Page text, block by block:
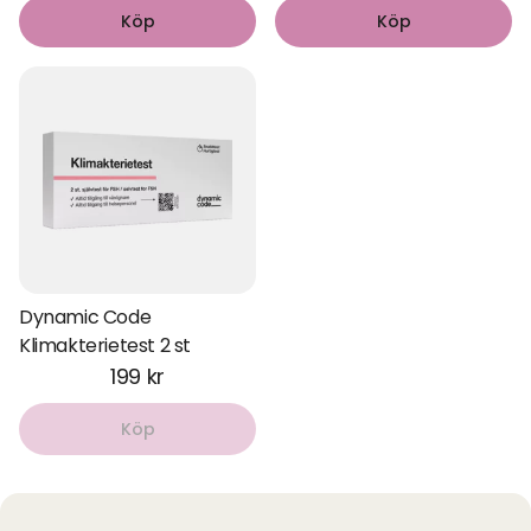
För mer information och köp av test, besök vår sida för
Fertilitetstest Män.
och smidiga att använda. Så här går det oftast till:
För kvinnor: Du testar din urin, helst på morgonen, med
hjälp av medföljande teststicka. Resultatet visar om FSH-
nivån är förhöjd.
enligt instruktion. Efter en kort väntetid får du svar om
koncentrationen av spermier är tillräcklig.
Alla våra tester kommer med tydliga instruktioner och
tolkning av resultatet. Om testet visar på en avvikelse
rekommenderar vi att du kontaktar vården för vidare
Köp Köp
Dynamic Code
Klimakterietest 2 st
199 kr
Köp